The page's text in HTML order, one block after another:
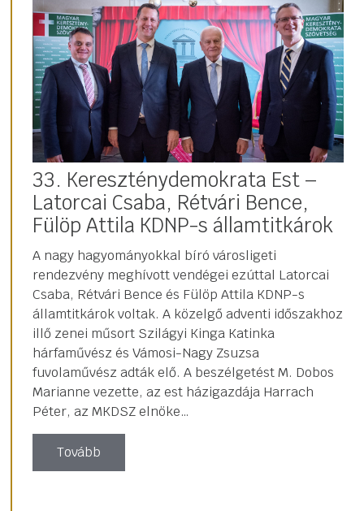
33. Kereszténydemokrata Est –
Latorcai Csaba, Rétvári Bence,
Fülöp Attila KDNP-s államtitkárok
A nagy hagyományokkal bíró városligeti
rendezvény meghívott vendégei ezúttal Latorcai
Csaba, Rétvári Bence és Fülöp Attila KDNP-s
államtitkárok voltak. A közelgő adventi időszakhoz
illő zenei műsort Szilágyi Kinga Katinka
hárfaművész és Vámosi-Nagy Zsuzsa
fuvolaművész adták elő. A beszélgetést M. Dobos
Marianne vezette, az est házigazdája Harrach
Péter, az MKDSZ elnöke…
Tovább